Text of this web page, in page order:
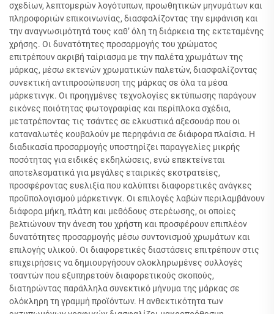
σχεδίων, λεπτομερών λογότυπων, προωθητικών μηνυμάτων και
πληροφοριών επικοινωνίας, διασφαλίζοντας την εμφάνιση και
την αναγνωσιμότητά τους καθ’ όλη τη διάρκεια της εκτεταμένης
χρήσης. Οι δυνατότητες προσαρμογής του χρώματος
επιτρέπουν ακριβή ταίριασμα με την παλέτα χρωμάτων της
μάρκας, μέσω εκτενών χρωματικών παλετών, διασφαλίζοντας
συνεκτική αντιπροσώπευση της μάρκας σε όλα τα μέσα
μάρκετινγκ. Οι προηγμένες τεχνολογίες εκτύπωσης παράγουν
εικόνες ποιότητας φωτογραφίας και περίπλοκα σχέδια,
μετατρέποντας τις τσάντες σε ελκυστικά αξεσουάρ που οι
καταναλωτές κουβαλούν με περηφάνια σε διάφορα πλαίσια. Η
διαδικασία προσαρμογής υποστηρίζει παραγγελίες μικρής
ποσότητας για ειδικές εκδηλώσεις, ενώ επεκτείνεται
αποτελεσματικά για μεγάλες εταιρικές εκστρατείες,
προσφέροντας ευελιξία που καλύπτει διαφορετικές ανάγκες
προϋπολογισμού μάρκετινγκ. Οι επιλογές λαβών περιλαμβάνουν
διάφορα μήκη, πλάτη και μεθόδους στερέωσης, οι οποίες
βελτιώνουν την άνεση του χρήστη και προσφέρουν επιπλέον
δυνατότητες προσαρμογής μέσω συντονισμού χρωμάτων και
επιλογής υλικού. Οι διαφορετικές διαστάσεις επιτρέπουν στις
επιχειρήσεις να δημιουργήσουν ολοκληρωμένες συλλογές
τσαντών που εξυπηρετούν διαφορετικούς σκοπούς,
διατηρώντας παράλληλα συνεκτικό μήνυμα της μάρκας σε
ολόκληρη τη γραμμή προϊόντων. Η ανθεκτικότητα των